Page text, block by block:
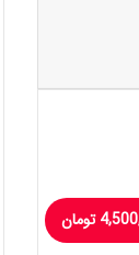
تومان